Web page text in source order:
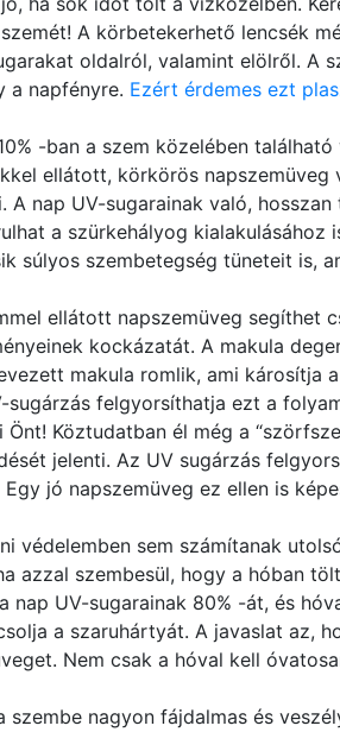
A körbetekerhető lencsék
oldalról, valamint elölről. A
a napfényre. Ezért érdemes ezt
-ban a szem közelében
ellátott, körkörös napszemüveg
A nap UV-sugarainak való,
a szürkehályog
súlyos szembetegség tüneteit is,
ellátott napszemüveg segíthet
kockázatát. A makula
makula romlik, ami károsítja
sugárzás felgyorsíthatja ezt a
Önt! Köztudatban él még a
jelenti. Az UV sugárzás
jó napszemüveg ez ellen is
védelemben sem számítanak
azzal szembesül, hogy a hóban
nap UV-sugarainak 80% -át, és
a szaruhártyát. A javaslat az,
Nem csak a hóval kell
szembe nagyon fájdalmas és